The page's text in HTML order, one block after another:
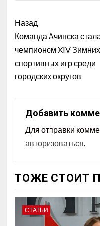
Назад
Команда Ачинска стала
чемпионом XIV Зимних
спортивных игр среди
городских округов
Добавить
Для отправки
авторизоваться.
ТОЖЕ СТОИТ
СТАТЬИ